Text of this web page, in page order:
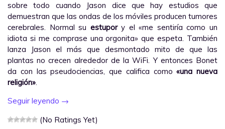
sobre todo cuando Jason dice que hay estudios que
demuestran que las ondas de los móviles producen tumores
cerebrales. Normal su estupory el «me sentiría como un
idiota si me comprase una orgonita» que espeta. También
lanza Jason el más que desmontado mito de que las
plantas no crecen alrededor de la WiFi. Y entonces Bonet
da con las pseudociencias, que califica como«una nueva
religión».
Seguir leyendo →
(No Ratings Yet)